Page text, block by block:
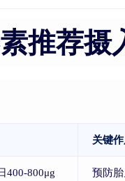
推荐摄
关键
400-800μg
预防